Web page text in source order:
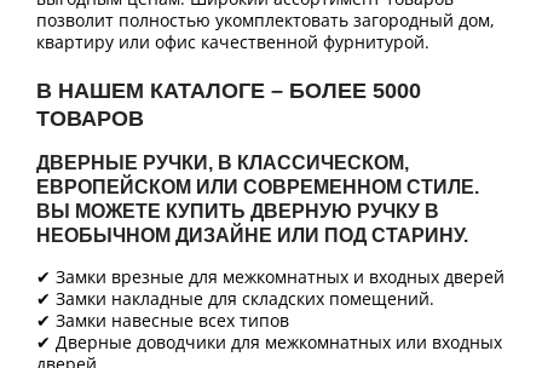
позволит полностью укомплектовать загородный дом,
квартиру или офис качественной фурнитурой.
В НАШЕМ КАТАЛОГЕ – БОЛЕЕ 5000
ТОВАРОВ
ДВЕРНЫЕ РУЧКИ, В КЛАССИЧЕСКОМ,
ЕВРОПЕЙСКОМ ИЛИ СОВРЕМЕННОМ СТИЛЕ.
ВЫ МОЖЕТЕ КУПИТЬ ДВЕРНУЮ РУЧКУ В
НЕОБЫЧНОМ ДИЗАЙНЕ ИЛИ ПОД СТАРИНУ.
✔ Замки врезные для межкомнатных и входных дверей
✔ Замки накладные для складских помещений.
✔ Замки навесные всех типов
✔ Дверные доводчики для межкомнатных или входных